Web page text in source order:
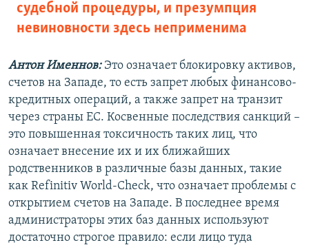
судебной процедуры, и презумпция
невиновности здесь неприменима
Антон Именнов: Это означает блокировку активов,
счетов на Западе, то есть запрет любых финансово-
кредитных операций, а также запрет на транзит
через страны ЕС. Косвенные последствия санкций –
это повышенная токсичность таких лиц, что
означает внесение их и их ближайших
родственников в различные базы данных, такие
как Refinitiv World-Check, что означает проблемы с
открытием счетов на Западе. В последнее время
администраторы этих баз данных используют
достаточно строгое правило: если лицо туда